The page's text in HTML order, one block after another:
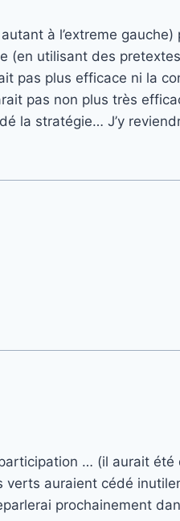
à l’extreme
(en utilisant des
pas plus efficace ni la
pas non plus très
la stratégie… J’y
… (il aurait été
auraient cédé
prochainement